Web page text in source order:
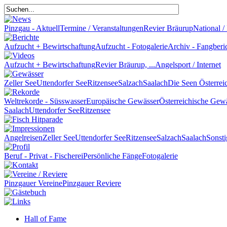
Pinzgau - AktuellTermine / VeranstaltungenRevier BräurupNational /
Aufzucht + BewirtschaftungAufzucht - FotogalerieArchiv -
Aufzucht + BewirtschaftungRevier Bräurup, ...Angelsport / Internet
Zeller SeeUttendorfer SeeRitzenseeSalzachSaalachDie Seen
Weltrekorde - SüsswasserEuropäische GewässerÖsterreichische
SaalachUttendorfer SeeRitzensee
AngelreisenZeller SeeUttendorfer SeeRitzenseeSalzachSaalach
Beruf - Privat - FischereiPersönliche FängeFotogalerie
Pinzgauer VereinePinzgauer Reviere
Hall of Fame